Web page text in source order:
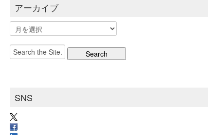
アーカイブ
ア
ー
カ
イ
Search
for:
SNS